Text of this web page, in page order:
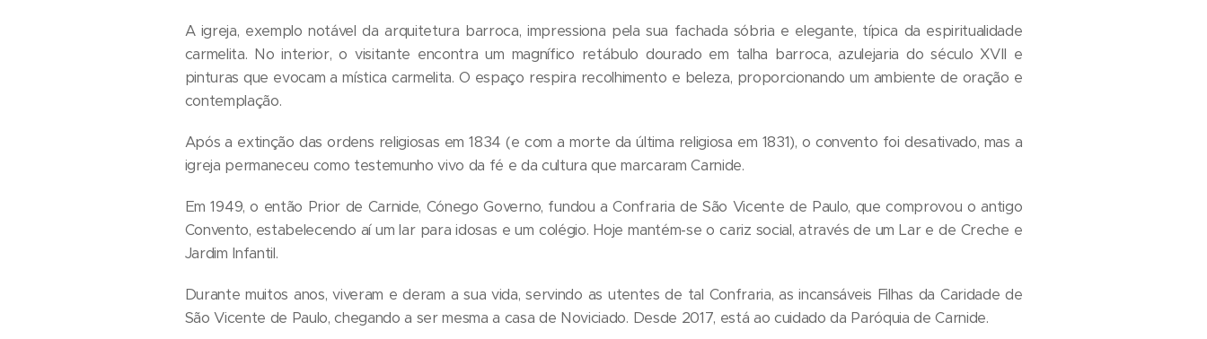
A igreja, exemplo notável da arquitetura barroca, impressiona pela sua fachada sóbria e elegante, típica da espiritualidade
carmelita. No interior, o visitante encontra um magnífico retábulo dourado em talha barroca, azulejaria do século XVII e
pinturas que evocam a mística carmelita. O espaço respira recolhimento e beleza, proporcionando um ambiente de oração e
contemplação.
Após a extinção das ordens religiosas em 1834 (e com a morte da última religiosa em 1831), o convento foi desativado, mas a
igreja permaneceu como testemunho vivo da fé e da cultura que marcaram Carnide.
Em 1949, o então Prior de Carnide, Cónego Governo, fundou a Confraria de São Vicente de Paulo, que comprovou o antigo
Convento, estabelecendo aí um lar para idosas e um colégio. Hoje mantém-se o cariz social, através de um Lar e de Creche e
Jardim Infantil.
Durante muitos anos, viveram e deram a sua vida, servindo as utentes de tal Confraria, as incansáveis Filhas da Caridade de
São Vicente de Paulo, chegando a ser mesma a casa de Noviciado. Desde 2017, está ao cuidado da Paróquia de Carnide.